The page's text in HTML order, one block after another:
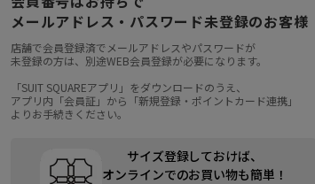
メールアドレス・パスワード未登録のお客様
店舗で会員登録済でメールアドレスやパスワードが
未登録の方は、別途WEB会員登録が必要になります。
「SUIT SQUAREアプリ」をダウンロードのうえ、
アプリ内「会員証」から「新規登録・ポイントカード連携」
よりお手続きください。
サイズ登録しておけば、
オンラインでのお買い物も簡単！